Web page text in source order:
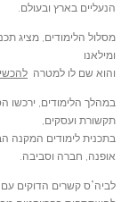
הנעליים בארץ ובעולם.
מסלול הלימודים, מציג
ומילאנו
והוא שם לו למטרה
במהלך הלימודים, ירכשו
תקשורת ועסקים,
בתכנית לימודים המקנה
אופנה, חברה וסביבה.
לביה”ס קשרים הדוקים